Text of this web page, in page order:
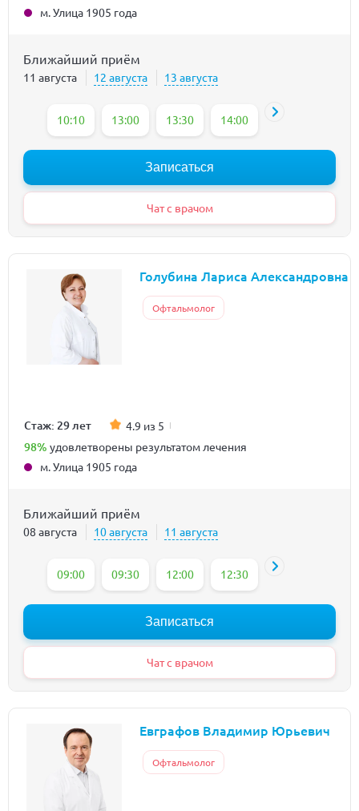
м. Улица 1905 года
Ближайший приём
11 августа 12 августа 13 августа
10:10 13:00 13:30 14:00
Записаться
Чат с врачом
Голубина Лариса Александровна
Офтальмолог
Стаж: 29 лет 4.9 из 5
98% удовлетворены результатом лечения
м. Улица 1905 года
Ближайший приём
08 августа 10 августа 11 августа
09:00 09:30 12:00 12:30 13:30
Записаться
Чат с врачом
Евграфов Владимир Юрьевич
Офтальмолог